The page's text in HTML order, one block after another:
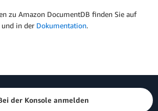
zu Amazon DocumentDB finden Sie auf
und in der Dokumentation.
der Konsole anmelden